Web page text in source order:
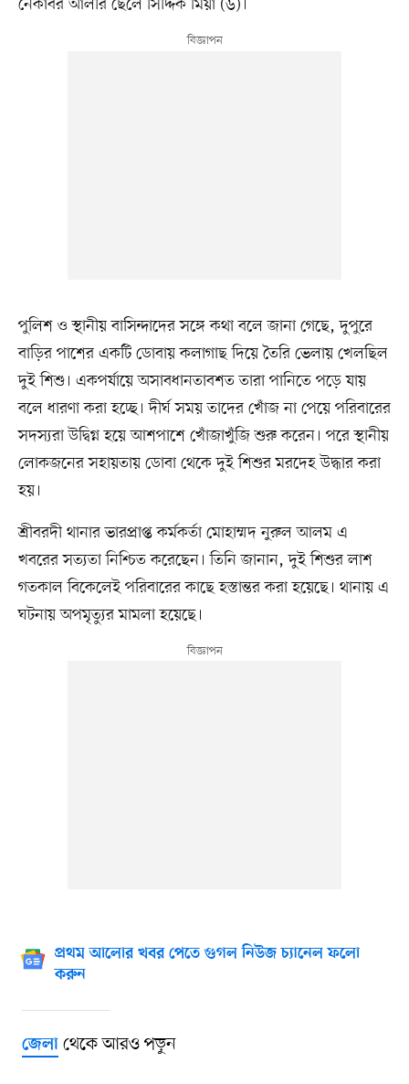
পুলিশ ও স্থানীয় বাসিন্দাদের সঙ্গে কথা বলে জানা গেছে, দুপুরে
বাড়ির পাশের একটি ডোবায় কলাগাছ দিয়ে তৈরি ভেলায় খেলছিল
দুই শিশু। একপর্যায়ে অসাবধানতাবশত তারা পানিতে পড়ে যায়
বলে ধারণা করা হচ্ছে। দীর্ঘ সময় তাদের খোঁজ না পেয়ে পরিবারের
সদস্যরা উদ্বিগ্ন হয়ে আশপাশে খোঁজাখুঁজি শুরু করেন। পরে স্থানীয়
লোকজনের সহায়তায় ডোবা থেকে দুই শিশুর মরদেহ উদ্ধার করা
হয়।
শ্রীবরদী থানার ভারপ্রাপ্ত কর্মকর্তা মোহাম্মদ নুরুল আলম এ
খবরের সত্যতা নিশ্চিত করেছেন। তিনি জানান, দুই শিশুর লাশ
গতকাল বিকেলেই পরিবারের কাছে হস্তান্তর করা হয়েছে। থানায় এ
ঘটনায় অপমৃত্যুর মামলা হয়েছে।
প্রথম আলোর খবর পেতে গুগল নিউজ চ্যানেল ফলো
করুন
জেলাথেকে আরও পড়ুন